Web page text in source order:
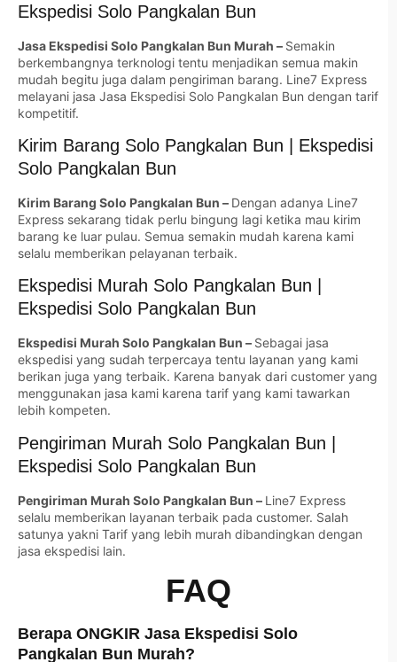
Ekspedisi Solo Pangkalan Bun
Jasa Ekspedisi Solo Pangkalan Bun Murah – Semakin
berkembangnya terknologi tentu menjadikan semua makin
mudah begitu juga dalam pengiriman barang. Line7 Express
melayani jasa Jasa Ekspedisi Solo Pangkalan Bun dengan tarif
kompetitif.
Kirim Barang Solo Pangkalan Bun | Ekspedisi
Solo Pangkalan Bun
Kirim Barang Solo Pangkalan Bun – Dengan adanya Line7
Express sekarang tidak perlu bingung lagi ketika mau kirim
barang ke luar pulau. Semua semakin mudah karena kami
selalu memberikan pelayanan terbaik.
Ekspedisi Murah Solo Pangkalan Bun |
Ekspedisi Solo Pangkalan Bun
Ekspedisi Murah Solo Pangkalan Bun – Sebagai jasa
ekspedisi yang sudah terpercaya tentu layanan yang kami
berikan juga yang terbaik. Karena banyak dari customer yang
menggunakan jasa kami karena tarif yang kami tawarkan
lebih kompeten.
Pengiriman Murah Solo Pangkalan Bun |
Ekspedisi Solo Pangkalan Bun
Pengiriman Murah Solo Pangkalan Bun – Line7 Express
selalu memberikan layanan terbaik pada customer. Salah
satunya yakni Tarif yang lebih murah dibandingkan dengan
jasa ekspedisi lain.
FAQ
Berapa ONGKIR Jasa Ekspedisi Solo
Pangkalan Bun Murah?